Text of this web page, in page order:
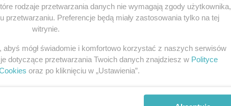
To właśnie teatralna
zamordował swojego
blondynki.
określenia „dizzy blondes”, gdzie
słowo odnoszone do pikantnych wystąpień
rodzaje przetwarzania danych nie wymagają zgody użytkownika,
Preferencje będą miały zastosowania tylko na tej
witrynie.
mógł świadomie i komfortowo korzystać z naszych serwisów
dotyczące przetwarzania Twoich danych znajdziesz w Polityce
oraz po kliknięciu w „Ustawienia”.